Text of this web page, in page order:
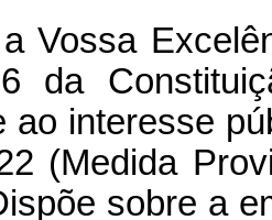
Vossa
da
ao interesse
(Medida
sobre a